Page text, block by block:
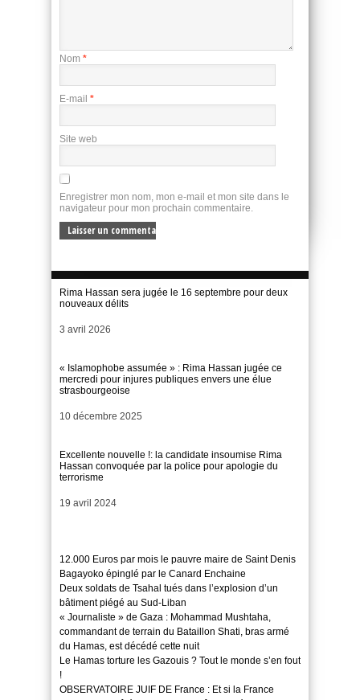
Nom *
E-mail *
Site web
Enregistrer mon nom, mon e-mail et mon site dans le
navigateur pour mon prochain commentaire.
Rima Hassan sera jugée le 16 septembre pour deux
nouveaux délits
Date
3 avril 2026
« Islamophobe assumée » : Rima Hassan jugée ce
mercredi pour injures publiques envers une élue
strasbourgeoise
Date
10 décembre 2025
Excellente nouvelle !: la candidate insoumise Rima
Hassan convoquée par la police pour apologie du
terrorisme
Date
19 avril 2024
12.000 Euros par mois le pauvre maire de Saint Denis
Bagayoko épinglé par le Canard Enchaine
Deux soldats de Tsahal tués dans l’explosion d’un
bâtiment piégé au Sud-Liban
« Journaliste » de Gaza : Mohammad Mushtaha,
commandant de terrain du Bataillon Shati, bras armé
du Hamas, est décédé cette nuit
Le Hamas torture les Gazouis ? Tout le monde s’en fout
!
OBSERVATOIRE JUIF DE France : Et si la France